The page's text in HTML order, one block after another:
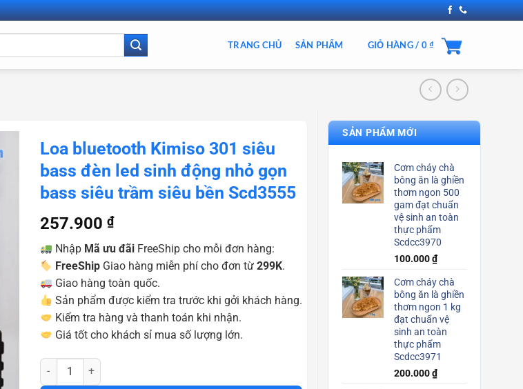
TRANG CHỦ SẢN PHẨM GIỎ HÀNG / 0₫
SẢN PHẨM MỚI
Cơm cháy chà
bông ăn là ghiền
thơm ngon 500
gam đạt chuẩn
vệ sinh an toàn
thực phẩm
Scdcc3970
100.000₫
Cơm cháy chà
bông ăn là ghiền
thơm ngon 1 kg
đạt chuẩn vệ
sinh an toàn
thực phẩm
Scdcc3971
200.000₫
Loa bluetooth Kimiso 301 siêu
bass đèn led sinh động nhỏ gọn
bass siêu trầm siêu bền Scd3555
257.900 ₫
Nhập Mã ưu đãiFreeShip cho mỗi đơn hàng:
FreeShipGiao hàng miễn phí cho đơn từ 299K.
Giao hàng toàn quốc.
Sản phẩm được kiểm tra trước khi gởi khách hàng.
Kiểm tra hàng và thanh toán khi nhận.
Giá tốt cho khách sỉ mua số lượng lớn.
Loa bluetooth Kimiso 301 siêu bass đèn led sinh động nhỏ gọn bass siêu trầm siêu bền Scd3555 số lượng